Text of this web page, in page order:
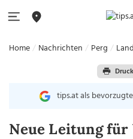
Home Nachrichten Perg
tips.at als
Neue Leitung für